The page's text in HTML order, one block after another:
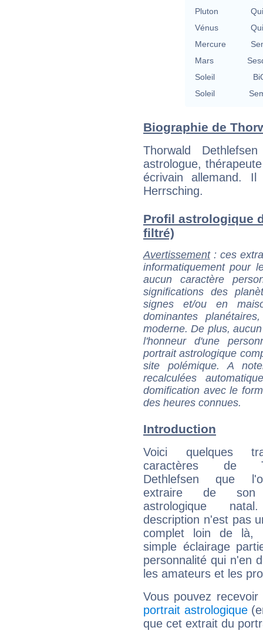
Pluton
Vénus
Mercure
Mars
Soleil
Soleil
Biographie de
Thorwald
astrologue,
écrivain allemand.
Herrsching.
Profil astrologique
filtré)
Avertissement: ces
informatiquement pour
aucun caractère
significations des
signes et/ou en
dominantes
moderne. De plus,
l'honneur d'une
portrait astrologique
site polémique. A
recalculées
domification avec le
des heures connues.
Introduction
Voici quelques
caractères de
Dethlefsen que
extraire de son
astrologique
description n'est pas
complet loin de là,
simple éclairage
personnalité qui n'en
les amateurs et les
Vous pouvez
portrait astrologique
que cet extrait du